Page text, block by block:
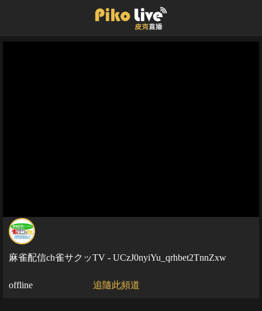
麻雀配信ch雀サクッTV - UCzJ0nyiYu_qrhbet2TnnZxw
offline 追隨此頻道